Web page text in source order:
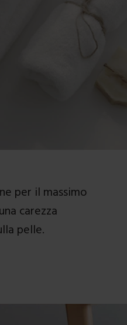
per il massimo
carezza
pelle.